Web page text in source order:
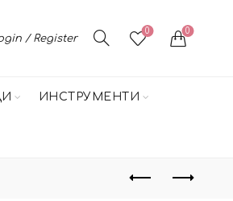
/ Register
0 0
ИНСТРУМЕНТИ